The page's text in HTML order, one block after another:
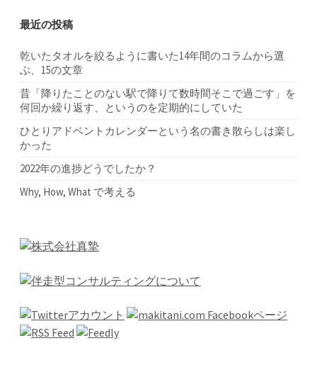
ョ
ン
最近の投稿
乾いたタオルを絞るように書いた14年間のコラムから選
ぶ、15の文章
昔「降りたことのない駅で降りて数時間そこで過ごす」を
何回か繰り返す、というのを定期的にしていた
ひとりアドベントカレンダーという名の書き散らしは楽し
かった
2022年の進捗どうでしたか？
Why, How, What で考える